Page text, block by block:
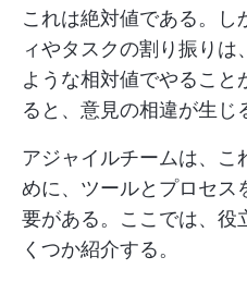
これは絶対値である。し
ィやタスクの割り振り
ような相対値でやるこ
ると、意見の相違が生じ
アジャイルチームは、こ
めに、ツールとプロセス
要がある。ここでは、役
くつか紹介する。